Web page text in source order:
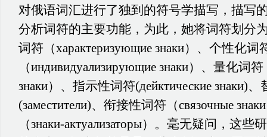
对俄语词汇进行了独到的符号学描写，描写
分析词符的主要功能，为此，她将词符划分
词符（характеризующие знаки）、个性化词
（индивидуализирующие знаки）、量化词符
знаки）、指示性词符(дейктические знаки)
(заместители)、衔接性词符（связочные
（знаки-актуализаторы）。毫无疑问，这